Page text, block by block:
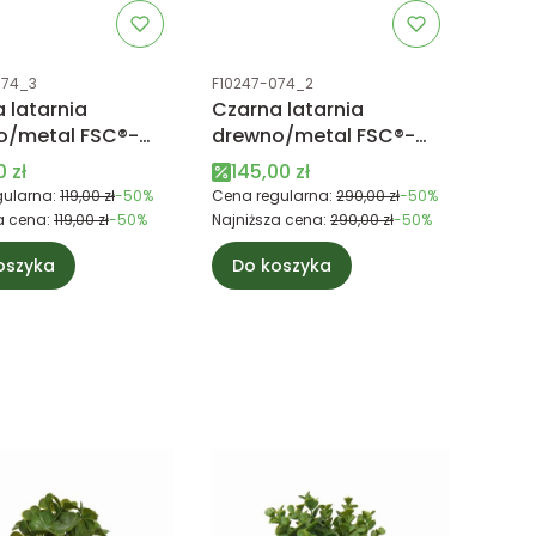
latarnia
metal FSC®-
S
promocyjna
zł
119,00 zł-50%
cena: 119,00 zł-50%
Kod produktu
F10247-074_2
Czarna latarnia
drewno/metal FSC®-
certified 100% M
Cena promocyjna
145,00 zł
Cena regularna: 290,00 zł-50%
Najniższa cena: 290,00 zł-50%
Do koszyka